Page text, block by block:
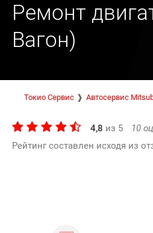
Ремонт
Вагон)
Токио Сервис Автосервис
4,8 из 5 10
Рейтинг составлен исходя из